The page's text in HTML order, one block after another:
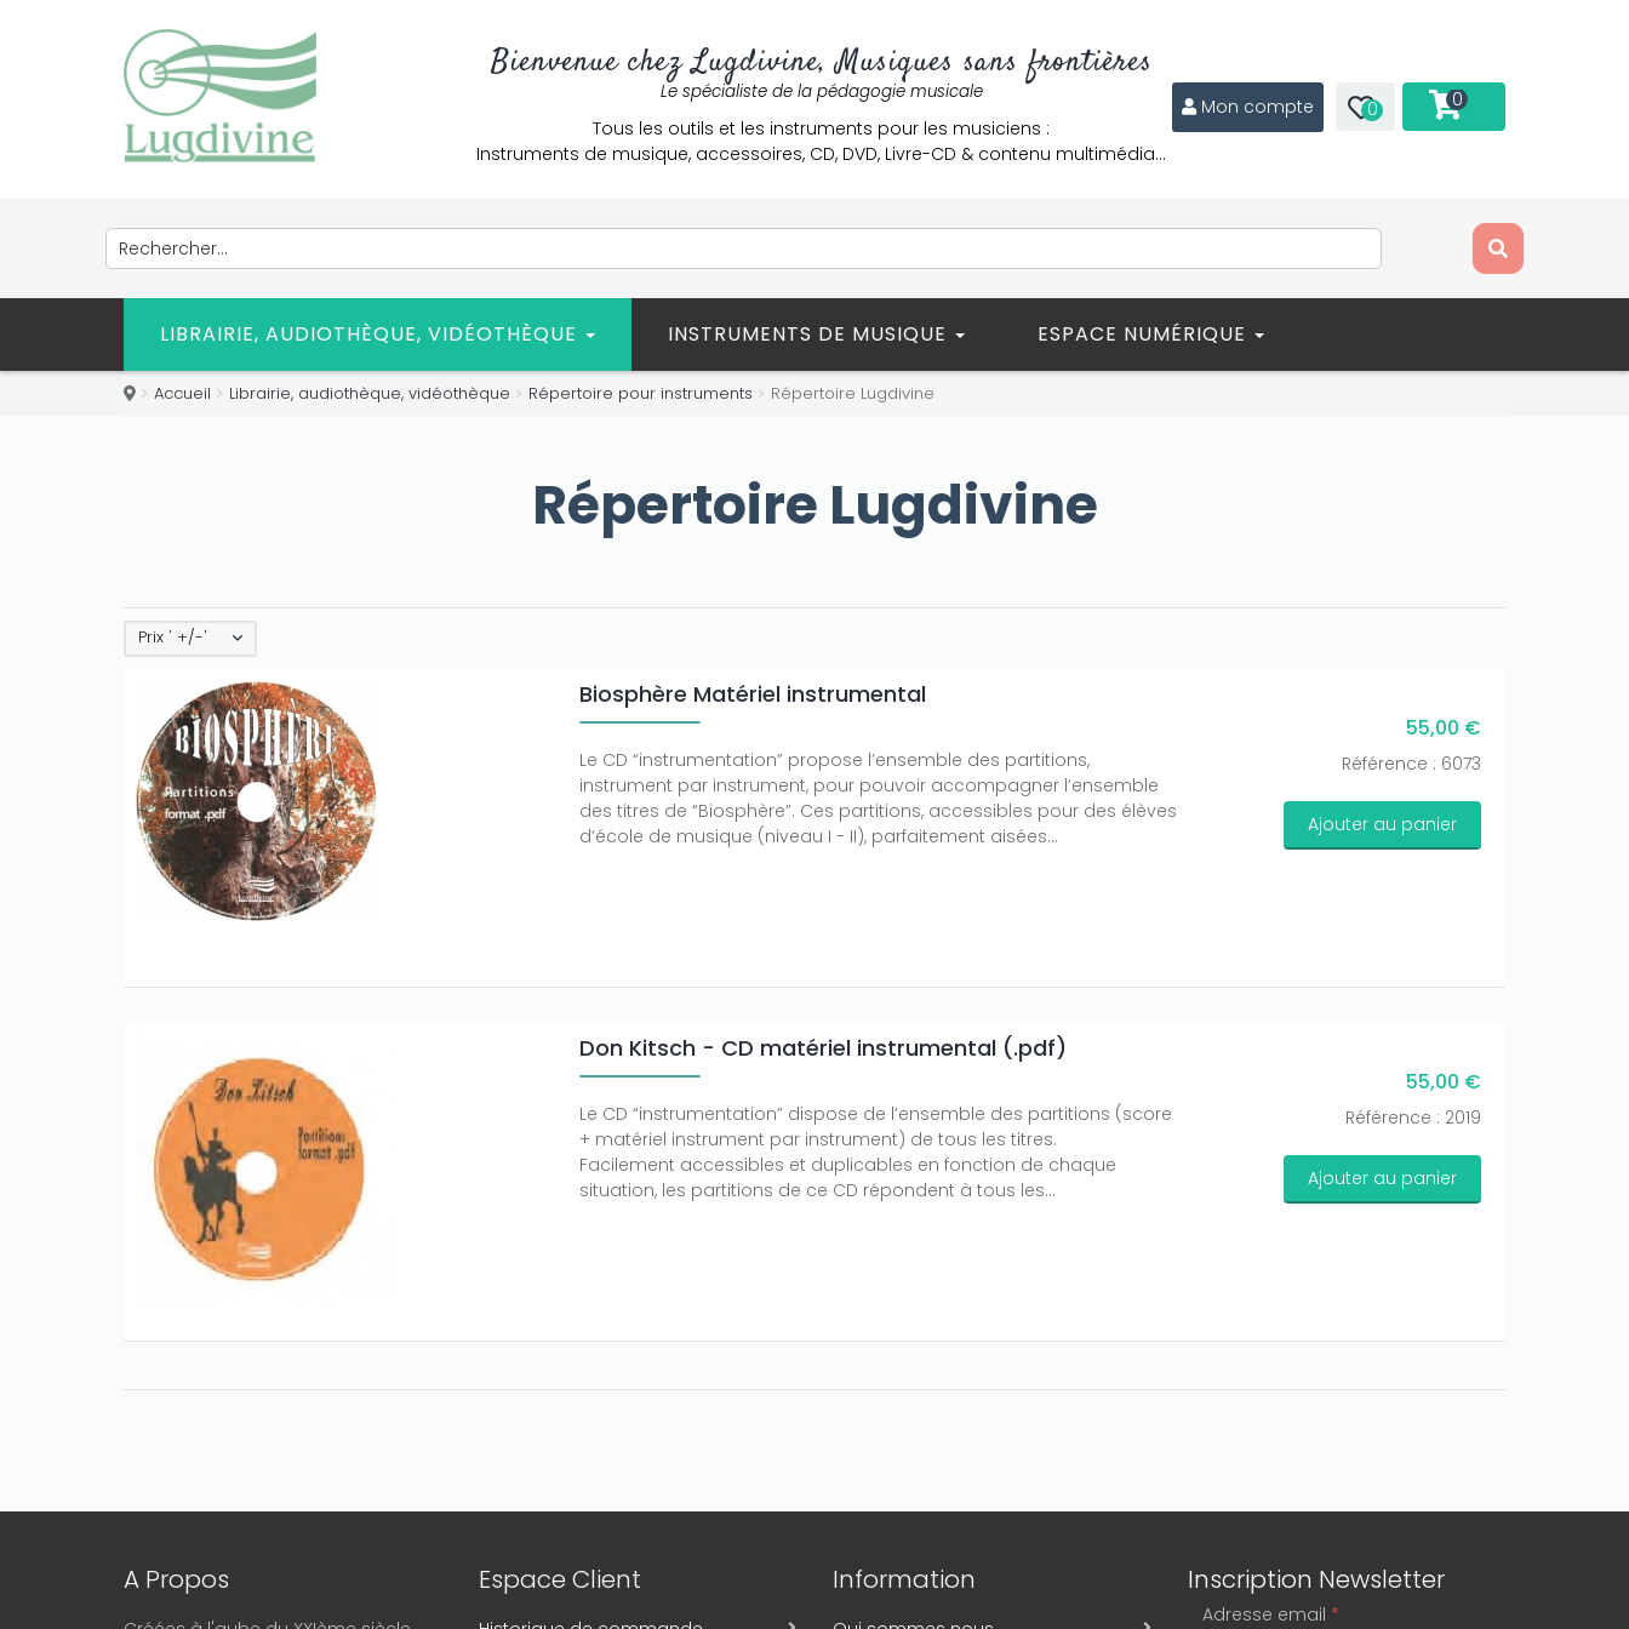
Bienvenue chez Lugdivine, Musiques sans frontières
Le spécialiste de la pédagogie musicale
Tous les outils et les instruments pour les musiciens :
Instruments de musique, accessoires, CD, DVD, Livre-CD & contenu multimédia…
Mon compte 0 0
LIBRAIRIE, AUDIOTHÈQUE, VIDÉOTHÈQUE INSTRUMENTS DE MUSIQUE ESPACE NUMÉRIQUE
Accueil Librairie, audiothèque, vidéothèque Répertoire pour instruments Répertoire Lugdivine
Répertoire Lugdivine
Prix ' +/-'
Biosphère Matériel instrumental
Le CD “instrumentation” propose l’ensemble des partitions,
instrument par instrument, pour pouvoir accompagner l’ensemble
des titres de “Biosphère”. Ces partitions, accessibles pour des élèves
d’école de musique (niveau I - II), parfaitement aisées...
55,00 €
Référence : 6073
Ajouter au panier
Don Kitsch - CD matériel instrumental (.pdf)
Le CD “instrumentation” dispose de l’ensemble des partitions (score
+ matériel instrument par instrument) de tous les titres.
Facilement accessibles et duplicables en fonction de chaque
situation, les partitions de ce CD répondent à tous les...
55,00 €
Référence : 2019
Ajouter au panier
A Propos
Only play atJoo casino
want to win a huge amount on your
credits!
Espace Client Information Inscription Newsletter
Adresse email *